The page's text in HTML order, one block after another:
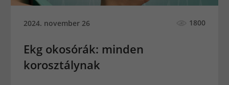
2024. november 26 1800
Ekg okosórák: minden
korosztálynak